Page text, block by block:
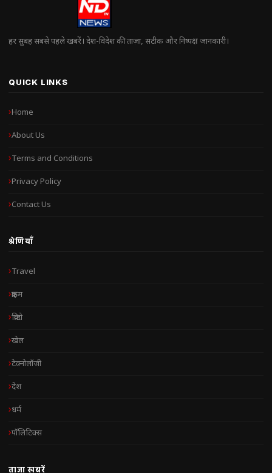
हर सुबह सबसे पहले खबरें। देश-विदेश की ताज़ा, सटीक और निष्पक्ष जानकारी।
QUICK LINKS
Home
About Us
Terms and Conditions
Privacy Policy
Contact Us
श्रेणियाँ
Travel
क्राइम
क्रिप्टो
खेल
टेक्नोलॉजी
देश
धर्म
पॉलिटिक्स
ताज़ा खबरें